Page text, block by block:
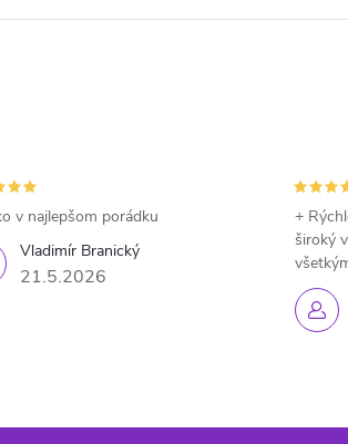
Vladimír Branický
21.5.2026
v najlepšom porádku
+
široký